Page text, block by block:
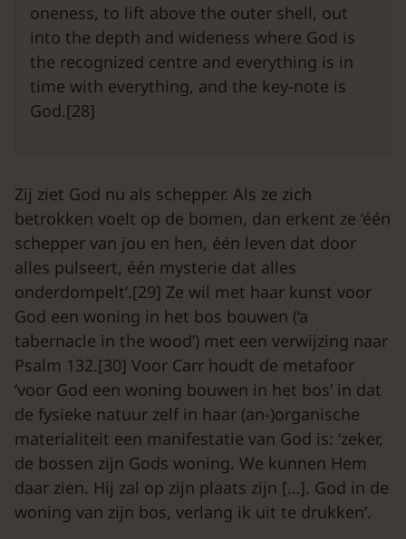
oneness, to lift above the outer shell, out
into the depth and wideness where God is
the recognized centre and everything is in
time with everything, and the key-note is
God.[28]
Zij ziet God nu als schepper. Als ze zich
betrokken voelt op de bomen, dan erkent ze ‘één
schepper van jou en hen, één leven dat door
alles pulseert, één mysterie dat alles
onderdompelt’.[29] Ze wil met haar kunst voor
God een woning in het bos bouwen (‘a
tabernacle in the wood’) met een verwijzing naar
Psalm 132.[30] Voor Carr houdt de metafoor
‘voor God een woning bouwen in het bos’ in dat
de fysieke natuur zelf in haar (an-)organische
materialiteit een manifestatie van God is: ‘zeker,
de bossen zijn Gods woning. We kunnen Hem
daar zien. Hij zal op zijn plaats zijn […]. God in de
woning van zijn bos, verlang ik uit te drukken’.